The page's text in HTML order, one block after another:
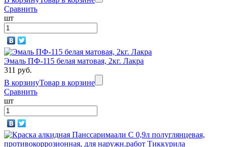
Сравнить
шт
Эмаль ПФ-115 белая матовая, 2кг. Лакра
311 руб.
В корзинуТовар в корзине
Сравнить
шт